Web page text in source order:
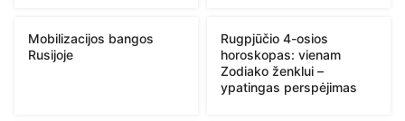
Mobilizacijos bangos
Rusijoje
Rugpjūčio 4-osios
horoskopas: vienam
Zodiako ženklui –
ypatingas perspėjimas